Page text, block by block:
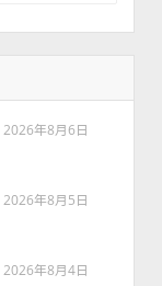
2026年8月6日
2026年8月5日
2026年8月4日